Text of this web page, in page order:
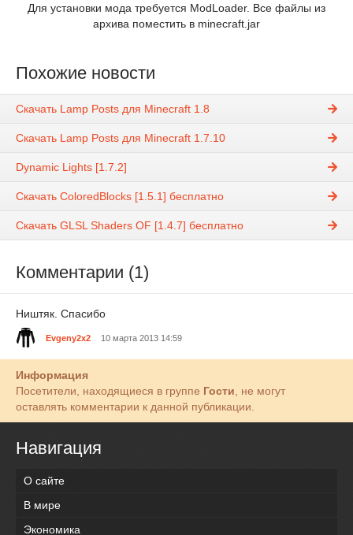
Для установки мода требуется ModLoader. Все файлы из
архива поместить в minecraft.jar
Похожие новости
Скачать Lamp Posts для Minecraft 1.8
Скачать Lamp Posts для Minecraft 1.7.10
Dynamic Lights [1.7.2]
Скачать ColoredBlocks [1.5.1] бесплатно
Скачать GLSL Shaders OF [1.4.7] бесплатно
Комментарии (1)
Ништяк. Спасибо
Evgeny2x2 10 марта 2013 14:59
Информация
Посетители, находящиеся в группе Гости , не могут
оставлять комментарии к данной публикации.
Навигация
О сайте
В мире
Экономика